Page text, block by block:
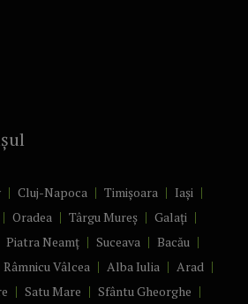
Cluj-Napoca Timișoara
Iași
Oradea Târgu Mureș
Galați
Piatra Neamț Suceava
Bacău
Râmnicu Vâlcea Alba Iulia
Arad
Satu Mare
Sfântu Gheorghe